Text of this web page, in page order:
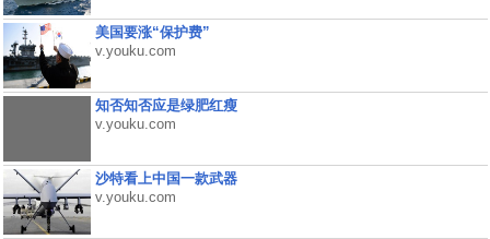
美国要涨“保护费”
v.youku.com
知否知否应是绿肥红瘦
v.youku.com
沙特看上中国一款武器
v.youku.com